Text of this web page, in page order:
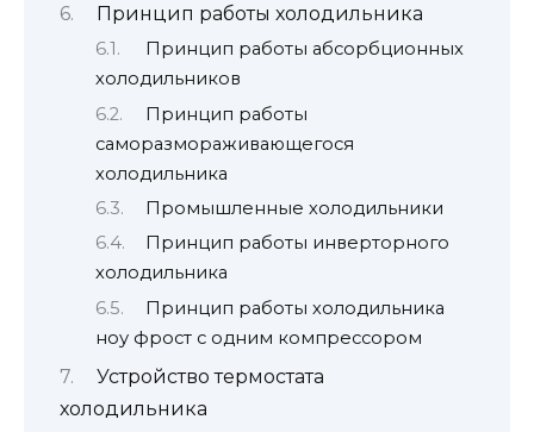
Принцип работы холодильника
Принцип работы абсорбционных
холодильников
Принцип работы
саморазмораживающегося
холодильника
Промышленные холодильники
Принцип работы инверторного
холодильника
Принцип работы холодильника
ноу фрост с одним компрессором
Устройство термостата
холодильника